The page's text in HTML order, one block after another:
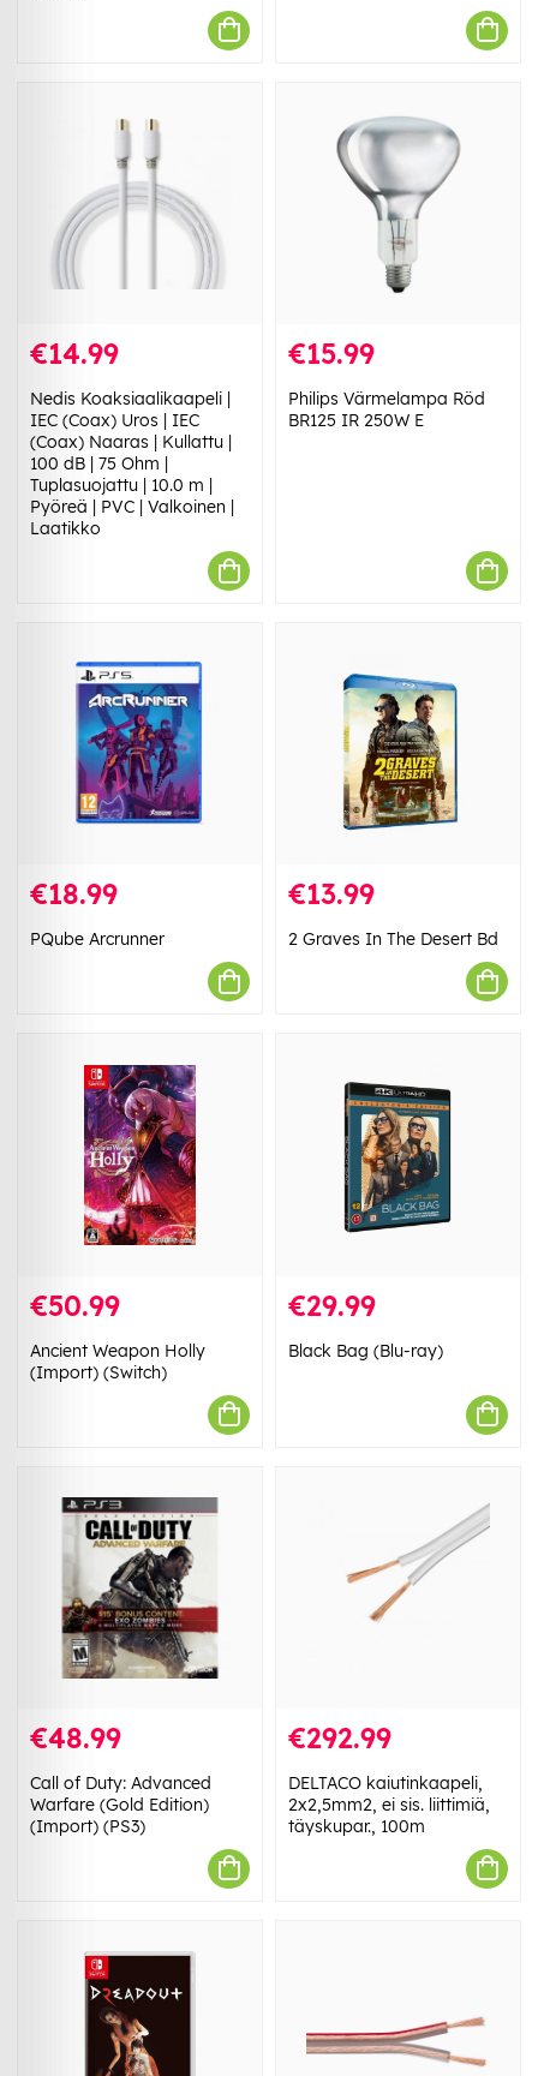
€14.99
Nedis Koaksiaalikaapeli |
IEC (Coax) Uros | IEC
(Coax) Naaras | Kullattu |
100 dB | 75 Ohm |
Tuplasuojattu | 10.0 m |
Pyöreä | PVC | Valkoinen |
Laatikko
€15.99
Philips Värmelampa Röd
BR125 IR 250W E
€18.99
PQube Arcrunner
€13.99
2 Graves In The Desert Bd
€50.99
Ancient Weapon Holly
(Import) (Switch)
€29.99
Black Bag (Blu-ray)
€48.99
Call of Duty: Advanced
Warfare (Gold Edition)
(Import) (PS3)
€292.99
DELTACO kaiutinkaapeli,
2x2,5mm2, ei sis. liittimiä,
täyskupar., 100m